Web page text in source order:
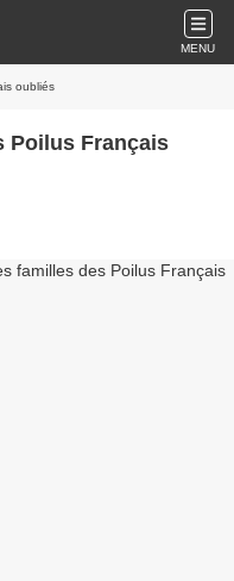
MENU
oubliés
Poilus Français